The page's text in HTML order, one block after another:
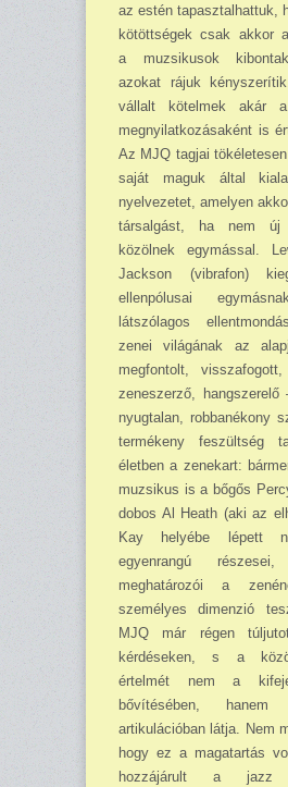
az estén tapasztalhattuk,
kötöttségek csak akkor
a muzsikusok
azokat rájuk
vállalt kötelmek akár a
megnyilatkozásaként is
Az MJQ tagjai
saját maguk által
nyelvezetet, amelyen
társalgást, ha nem új
közölnek egymással.
Jackson (vibrafon)
ellenpólusai
látszólagos
zenei világának az
megfontolt,
zeneszerző,
nyugtalan, robbanékony
termékeny feszültség
életben a zenekart:
muzsikus is a bőgős
dobos Al Heath (aki az
Kay helyébe lépett
egyenrangú
meghatározói a
személyes dimenzió
MJQ már régen
kérdéseken, s a
értelmét nem a
bővítésében,
artikulációban látja. Nem
hogy ez a magatartás
hozzájárult a jazz